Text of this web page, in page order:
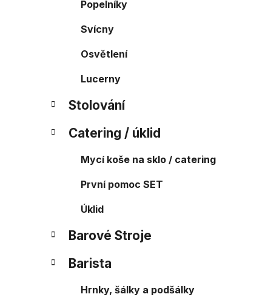
Popelníky
Svícny
Osvětlení
Lucerny
Stolování
Catering / úklid
Mycí koše na sklo / catering
První pomoc SET
Úklid
Barové Stroje
Barista
Hrnky, šálky a podšálky